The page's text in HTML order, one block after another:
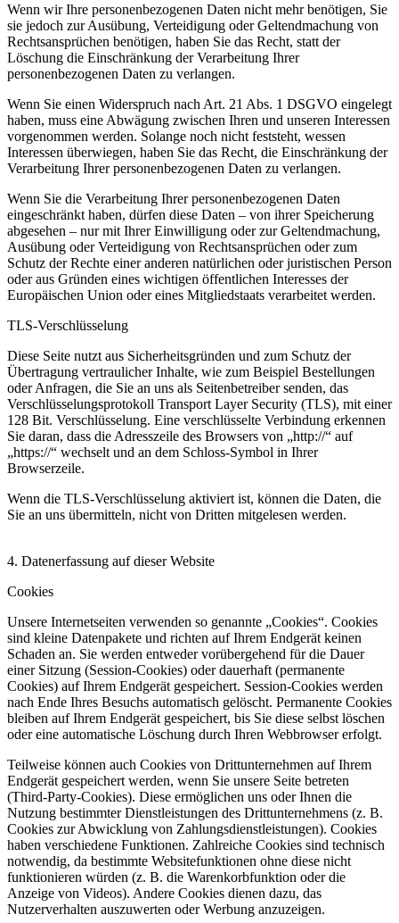
Wenn wir Ihre personenbezogenen Daten nicht mehr benötigen, Sie
sie jedoch zur Ausübung, Verteidigung oder Geltendmachung von
Rechtsansprüchen benötigen, haben Sie das Recht, statt der
Löschung die Einschränkung der Verarbeitung Ihrer
personenbezogenen Daten zu verlangen.
Wenn Sie einen Widerspruch nach Art. 21 Abs. 1 DSGVO eingelegt
haben, muss eine Abwägung zwischen Ihren und unseren Interessen
vorgenommen werden. Solange noch nicht feststeht, wessen
Interessen überwiegen, haben Sie das Recht, die Einschränkung der
Verarbeitung Ihrer personenbezogenen Daten zu verlangen.
Wenn Sie die Verarbeitung Ihrer personenbezogenen Daten
eingeschränkt haben, dürfen diese Daten – von ihrer Speicherung
abgesehen – nur mit Ihrer Einwilligung oder zur Geltendmachung,
Ausübung oder Verteidigung von Rechtsansprüchen oder zum
Schutz der Rechte einer anderen natürlichen oder juristischen Person
oder aus Gründen eines wichtigen öffentlichen Interesses der
Europäischen Union oder eines Mitgliedstaats verarbeitet werden.
TLS-Verschlüsselung
Diese Seite nutzt aus Sicherheitsgründen und zum Schutz der
Übertragung vertraulicher Inhalte, wie zum Beispiel Bestellungen
oder Anfragen, die Sie an uns als Seitenbetreiber senden, das
Verschlüsselungsprotokoll Transport Layer Security (TLS), mit einer
128 Bit. Verschlüsselung. Eine verschlüsselte Verbindung erkennen
Sie daran, dass die Adresszeile des Browsers von „http://“ auf
„https://“ wechselt und an dem Schloss-Symbol in Ihrer
Browserzeile.
Wenn die TLS-Verschlüsselung aktiviert ist, können die Daten, die
Sie an uns übermitteln, nicht von Dritten mitgelesen werden.
4. Datenerfassung auf dieser Website
Cookies
Unsere Internetseiten verwenden so genannte „Cookies“. Cookies
sind kleine Datenpakete und richten auf Ihrem Endgerät keinen
Schaden an. Sie werden entweder vorübergehend für die Dauer
einer Sitzung (Session-Cookies) oder dauerhaft (permanente
Cookies) auf Ihrem Endgerät gespeichert. Session-Cookies werden
nach Ende Ihres Besuchs automatisch gelöscht. Permanente Cookies
bleiben auf Ihrem Endgerät gespeichert, bis Sie diese selbst löschen
oder eine automatische Löschung durch Ihren Webbrowser erfolgt.
Teilweise können auch Cookies von Drittunternehmen auf Ihrem
Endgerät gespeichert werden, wenn Sie unsere Seite betreten
(Third-Party-Cookies). Diese ermöglichen uns oder Ihnen die
Nutzung bestimmter Dienstleistungen des Drittunternehmens (z. B.
Cookies zur Abwicklung von Zahlungsdienstleistungen). Cookies
haben verschiedene Funktionen. Zahlreiche Cookies sind technisch
notwendig, da bestimmte Websitefunktionen ohne diese nicht
funktionieren würden (z. B. die Warenkorbfunktion oder die
Anzeige von Videos). Andere Cookies dienen dazu, das
Nutzerverhalten auszuwerten oder Werbung anzuzeigen.